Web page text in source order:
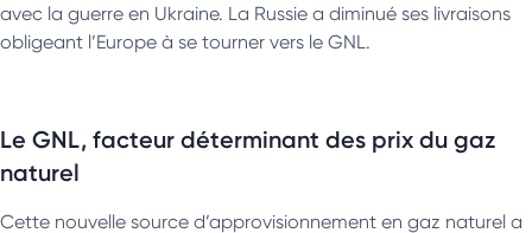
avec la guerre en Ukraine. La Russie a diminué ses livraisons
obligeant l’Europe à se tourner vers le GNL.
Le GNL, facteur déterminant des prix du gaz
naturel
Cette nouvelle source d’approvisionnement en gaz naturel a